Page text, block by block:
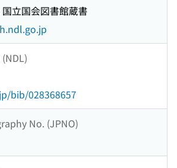
立国会図書館蔵書
bib/028368657
No. (JPNO)